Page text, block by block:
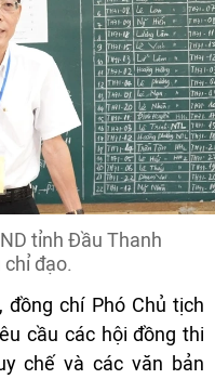
tỉnh Đầu Thanh
đạo.
chí Phó Chủ tịch
cầu các hội đồng thi
chế và các văn bản